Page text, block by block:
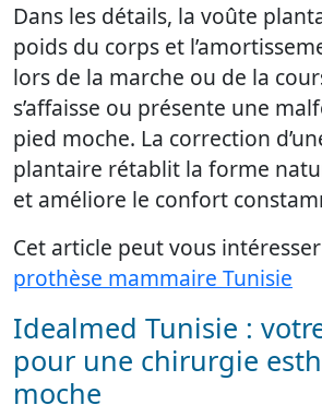
Dans les détails, la voûte
poids du corps et
lors de la marche ou de la
s’affaisse ou présente une
pied moche. La correction
plantaire rétablit la forme
et améliore le confort
Cet article peut vous
prothèse mammaire Tunisie
Idealmed Tunisie :
pour une chirurgie
moche